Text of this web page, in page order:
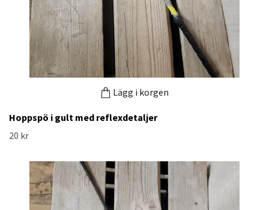
Lägg i korgen
Hoppspö i gult med reflexdetaljer
20 kr